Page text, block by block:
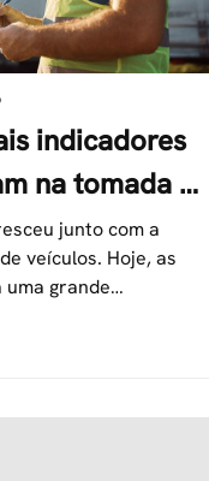
indicadores
na tomada de
junto com a
veículos. Hoje, as
grande
de direção, entre